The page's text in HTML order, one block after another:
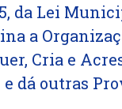
da Lei
a
Cria e
e dá outras